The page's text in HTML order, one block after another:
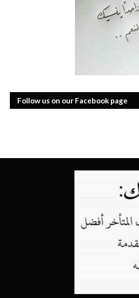
Follow us on our Facebook page